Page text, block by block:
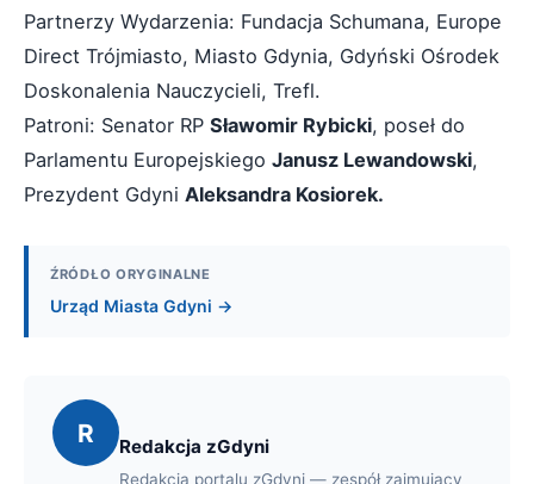
Partnerzy Wydarzenia: Fundacja Schumana, Europe
Direct Trójmiasto, Miasto Gdynia, Gdyński Ośrodek
Doskonalenia Nauczycieli, Trefl.
Patroni: Senator RP Sławomir Rybicki, poseł do
Parlamentu Europejskiego Janusz Lewandowski,
Prezydent Gdyni Aleksandra Kosiorek.
ŹRÓDŁO ORYGINALNE
Urząd Miasta Gdyni →
R Redakcja zGdyni
Redakcja portalu zGdyni — zespół zajmujący